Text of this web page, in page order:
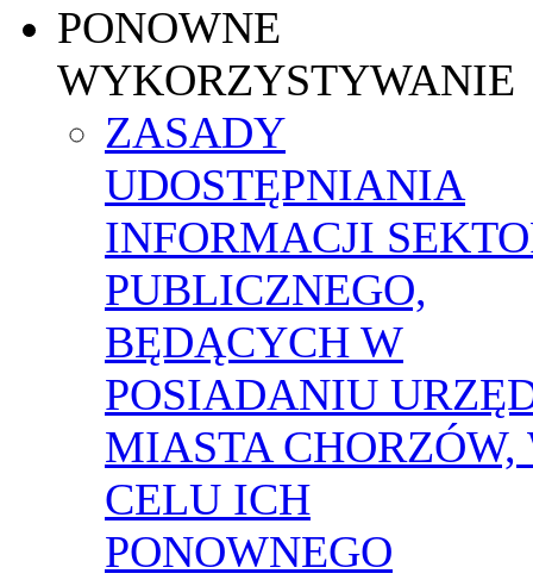
PONOWNE
WYKORZYSTYWANIE
ZASADY
UDOSTĘPNIANIA
INFORMACJI
PUBLICZNEGO,
BĘDĄCYCH W
POSIADANIU
MIASTA CHORZÓW,
CELU ICH
PONOWNEGO